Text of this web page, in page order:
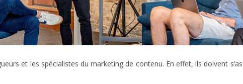
et les spécialistes du marketing de contenu. En effet, ils doivent